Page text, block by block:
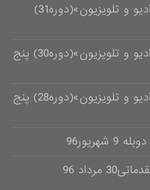
شروع دوره «گویندگی و اجرا در رادیو و تلویزیون»(دوره31)
شروع دوره «گویندگی و اجرا در رادیو و تلویزیون»(دوره30) پنج
شروع دوره «گویندگی و اجرا در رادیو و تلویزیون»(دوره28) پنج
96